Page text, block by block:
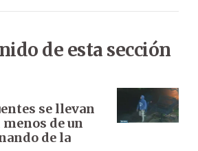
de esta sección
se llevan
de un
de la